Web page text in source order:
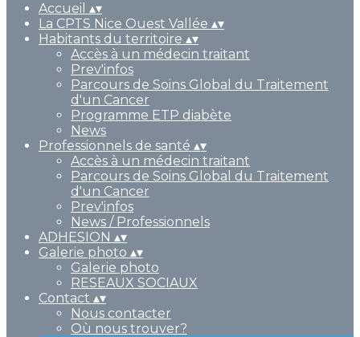
Accueil ▴▾
La CPTS Nice Ouest Vallée ▴▾
Habitants du territoire ▴▾
Accès à un médecin traitant
Prev'infos
Parcours de Soins Global du Traitement
d'un Cancer
Programme ETP diabète
News
Professionnels de santé ▴▾
Accès à un médecin traitant
Parcours de Soins Global du Traitement
d'un Cancer
Prev'infos
News / Professionnels
ADHESION ▴▾
Galerie photo ▴▾
Galerie photo
RESEAUX SOCIAUX
Contact ▴▾
Nous contacter
Où nous trouver?